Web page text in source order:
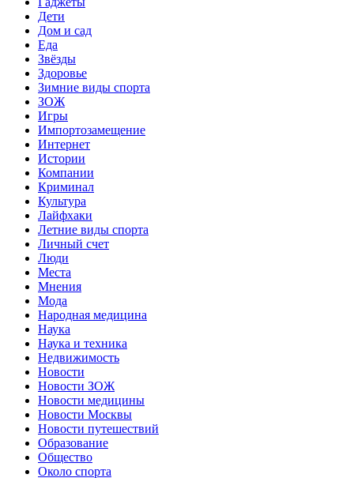
Дети
Дом и сад
Еда
Звёзды
Здоровье
Зимние виды спорта
ЗОЖ
Игры
Импортозамещение
Интернет
Истории
Компании
Криминал
Культура
Лайфхаки
Летние виды спорта
Личный счет
Люди
Места
Мнения
Мода
Народная медицина
Наука
Наука и техника
Недвижимость
Новости
Новости ЗОЖ
Новости медицины
Новости Москвы
Новости путешествий
Образование
Общество
Около спорта